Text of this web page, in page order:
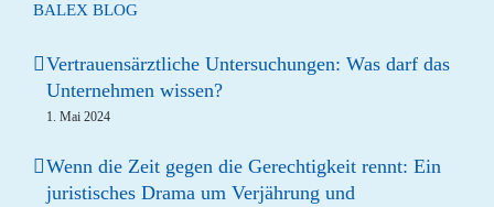
BALEX BLOG
Vertrauensärztliche Untersuchungen: Was darf das
Unternehmen wissen?
1. Mai 2024
Wenn die Zeit gegen die Gerechtigkeit rennt: Ein
juristisches Drama um Verjährung und